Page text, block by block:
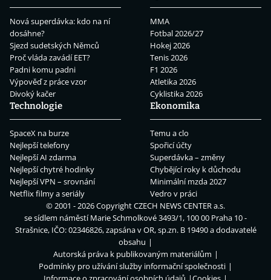
Nová superdávka: kdo na ní
dosáhne?
Sjezd sudetských Němců
Proč vláda zavádí EET?
Padni komu padni
Výpověď z práce vzor
Divoký kačer
MMA
Fotbal 2026/27
Hokej 2026
Tenis 2026
F1 2026
Atletika 2026
Cyklistika 2026
Technologie
SpaceX na burze
Nejlepší telefony
Nejlepší AI zdarma
Nejlepší chytré hodinky
Nejlepší VPN – srovnání
Netflix filmy a seriály
Ekonomika
Temu a clo
Spořicí účty
Superdávka – změny
Chybějící roky k důchodu
Minimální mzda 2027
Vedro v práci
© 2001 - 2026 CopyrightCZECH NEWS CENTER a.s.
se sídlem náměstí Marie Schmolkové 3493/1, 100 00 Praha 10 -
Strašnice, IČO: 02346826, zapsána v OR, sp.zn. B 19490 a dodavatelé
obsahu
Autorská práva k publikovaným materiálům
Podmínky pro užívání služby informační společnosti